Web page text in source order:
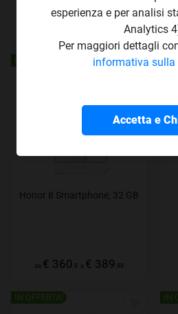
Honor 8 Smartphone, 32 GB
da € 360 ,9 a € 389 ,99
IN
IN OFFERTA! IN
esperienza e per analisi
Analytics
Per maggiori dettagli
informativa sulla
Accetta e